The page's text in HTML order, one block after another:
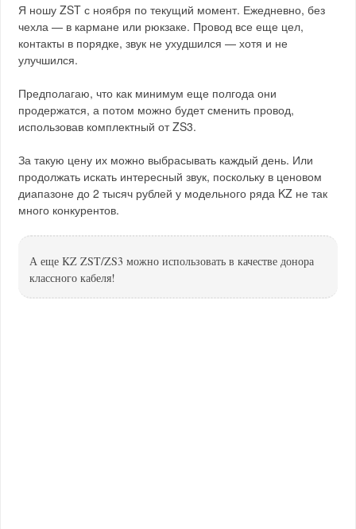
Я ношу ZST с ноября по текущий момент. Ежедневно, без
чехла — в кармане или рюкзаке. Провод все еще цел,
контакты в порядке, звук не ухудшился — хотя и не
улучшился.
Предполагаю, что как минимум еще полгода они
продержатся, а потом можно будет сменить провод,
использовав комплектный от ZS3.
За такую цену их можно выбрасывать каждый день. Или
продолжать искать интересный звук, поскольку в ценовом
диапазоне до 2 тысяч рублей у модельного ряда KZ не так
много конкурентов.
А еще KZ ZST/ZS3 можно использовать в качестве донора
классного кабеля!